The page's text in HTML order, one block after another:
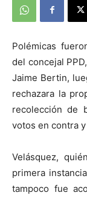
Polémicas
del concejal
Jaime Bertin,
rechazara la
recolección de
votos en contra
Velásquez,
primera
tampoco fue